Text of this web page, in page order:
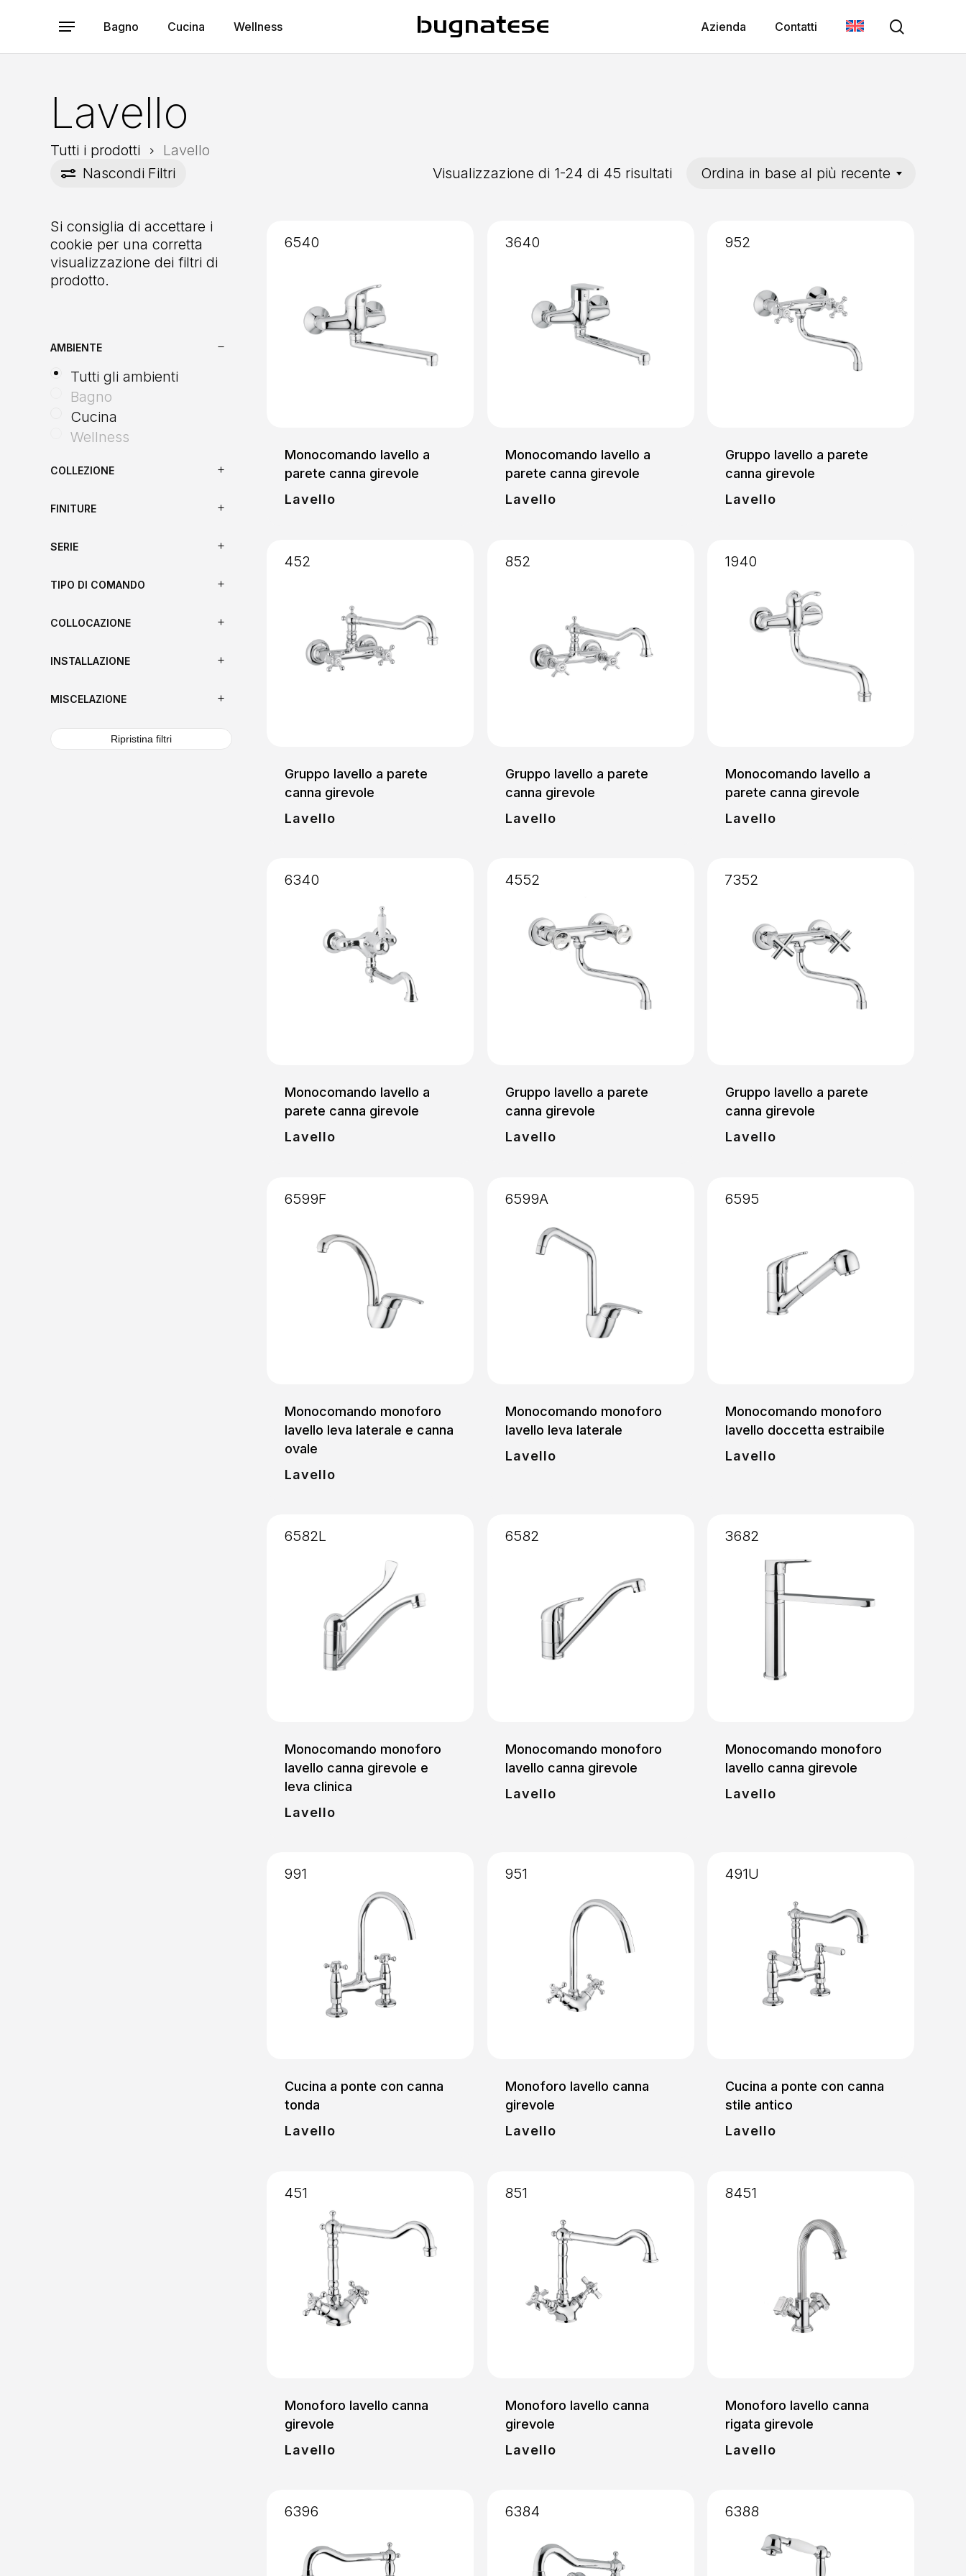
Menu Bagno Cucina Wellness Azienda Contatti
Lavello
Tutti i prodotti
Lavello
Nascondi Filtri Visualizzazione di 1-24 di 45 risultati OrdinaOrdina in base al più recente
Si consiglia di accettare i
cookie per una corretta
visualizzazione dei filtri di
prodotto.
AMBIENTE
Tutti gli ambienti
Bagno
Cucina
Wellness
COLLEZIONE
FINITURE
SERIE
TIPO DI COMANDO
COLLOCAZIONE
INSTALLAZIONE
MISCELAZIONE
Ripristina filtri
Monocomando lavello a
parete canna girevole
Lavello
6540
Monocomando lavello a
parete canna girevole
Lavello
3640
Gruppo lavello a parete
canna girevole
Lavello
952
Gruppo lavello a parete
canna girevole
Lavello
452
Gruppo lavello a parete
canna girevole
Lavello
852
Monocomando lavello a
parete canna girevole
Lavello
1940
Monocomando lavello a
parete canna girevole
Lavello
6340
Gruppo lavello a parete
canna girevole
Lavello
4552
Gruppo lavello a parete
canna girevole
Lavello
7352
Monocomando monoforo
lavello leva laterale e canna
ovale
Lavello
6599F
Monocomando monoforo
lavello leva laterale
Lavello
6599A
Monocomando monoforo
lavello doccetta estraibile
Lavello
6595
Monocomando monoforo
lavello canna girevole e
leva clinica
Lavello
6582L
Monocomando monoforo
lavello canna girevole
Lavello
6582
Monocomando monoforo
lavello canna girevole
Lavello
3682
Cucina a ponte con canna
tonda
Lavello
991
Monoforo lavello canna
girevole
Lavello
951
Cucina a ponte con canna
stile antico
Lavello
491U
Monoforo lavello canna
girevole
Lavello
451
Monoforo lavello canna
girevole
Lavello
851
Monoforo lavello canna
rigata girevole
Lavello
8451
6396 6384 6388